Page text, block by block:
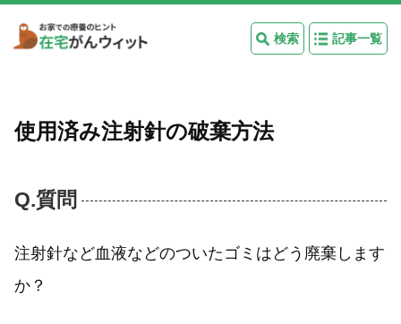
検索 記事一覧
使用済み注射針の破棄方法
Q.質問
注射針など血液などのついたゴミはどう廃棄します
か？